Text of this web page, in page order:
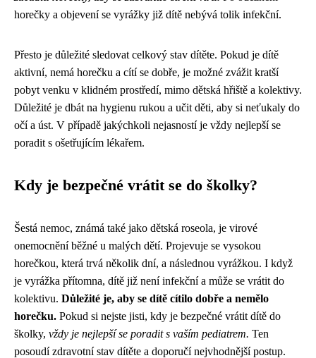
horečky a objevení se vyrážky již dítě nebývá tolik infekční.
Přesto je důležité sledovat celkový stav dítěte. Pokud je dítě
aktivní, nemá horečku a cítí se dobře, je možné zvážit kratší
pobyt venku v klidném prostředí, mimo dětská hřiště a kolektivy.
Důležité je dbát na hygienu rukou a učit děti, aby si neťukaly do
očí a úst. V případě jakýchkoli nejasností je vždy nejlepší se
poradit s ošetřujícím lékařem.
Kdy je bezpečné vrátit se do školky?
Šestá nemoc, známá také jako dětská roseola, je virové
onemocnění běžné u malých dětí. Projevuje se vysokou
horečkou, která trvá několik dní, a následnou vyrážkou. I když
je vyrážka přítomna, dítě již není infekční a může se vrátit do
kolektivu. Důležité je, aby se dítě cítilo dobře a nemělo
horečku. Pokud si nejste jisti, kdy je bezpečné vrátit dítě do
školky, vždy je nejlepší se poradit s vaším pediatrem. Ten
posoudí zdravotní stav dítěte a doporučí nejvhodnější postup.